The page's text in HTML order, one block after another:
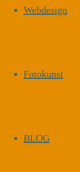
Webdesign
Fotokunst
BLOG